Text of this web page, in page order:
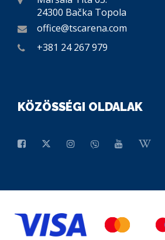
24300 Bačka Topola
office@tscarena.com
+381 24 267 979
KÖZÖSSÉGI OLDALAK